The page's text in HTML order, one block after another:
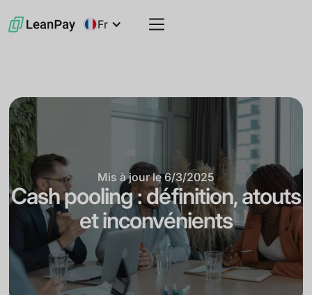
Fr
Mis à jour le 6/3/2025
Cash pooling : définition, atouts
et inconvénients